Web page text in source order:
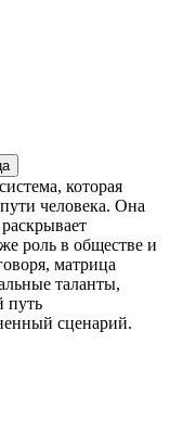
которая
человека. Она
роль в обществе и
матрица
таланты,
путь
сценарий.